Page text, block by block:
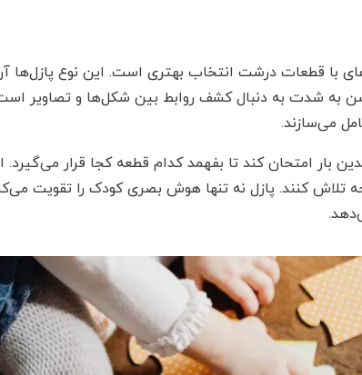
با قطعات درشت انتخاب بهتری است. این نوع پازل‌ها
به شدت به دنبال کشف روابط بین شکل‌ها و تصاویر
می‌سازند.
بار امتحان کند تا بفهمد کدام قطعه کجا قرار می‌گیرد.
تلاش کنند. پازل نه تنها هوش بصری کودک را تقویت